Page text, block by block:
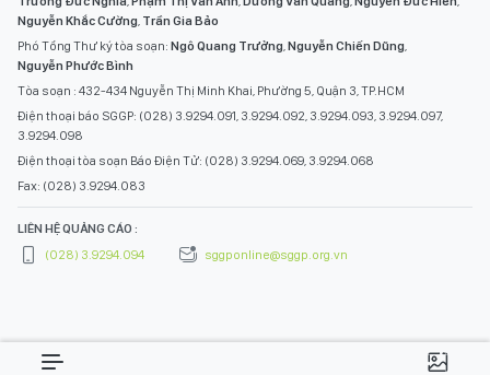
Nguyễn Khắc Cường, Trần Gia Bảo
Phó Tổng Thư ký tòa soạn: Ngô Quang Trưởng,Nguyễn Chiến Dũng,
Nguyễn Phước Bình
Tòa soạn : 432-434 Nguyễn Thị Minh Khai, Phường 5, Quận 3, TP.HCM
Điện thoại báo SGGP: (028) 3.9294.091, 3.9294.092, 3.9294.093, 3.9294.097,
3.9294.098
Điện thoại tòa soạn Báo Điện Tử: (028) 3.9294.069, 3.9294.068
Fax: (028) 3.9294.083
LIÊN HỆ QUẢNG CÁO :
(028) 3.9294.094
sggponline@sggp.org.vn